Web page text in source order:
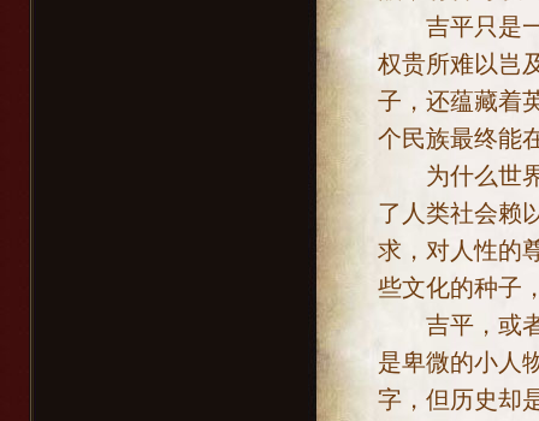
吉平只是一
权贵所难以岂
子，还蕴藏着
个民族最终能
为什么世界
了人类社会赖
求，对人性的
些文化的种子
吉平，或者
是卑微的小人
字，但历史却